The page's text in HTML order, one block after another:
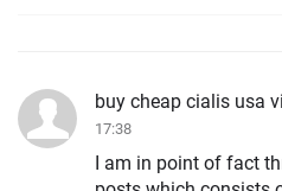
buy cheap cialis usa
17:38
I am in point of fact